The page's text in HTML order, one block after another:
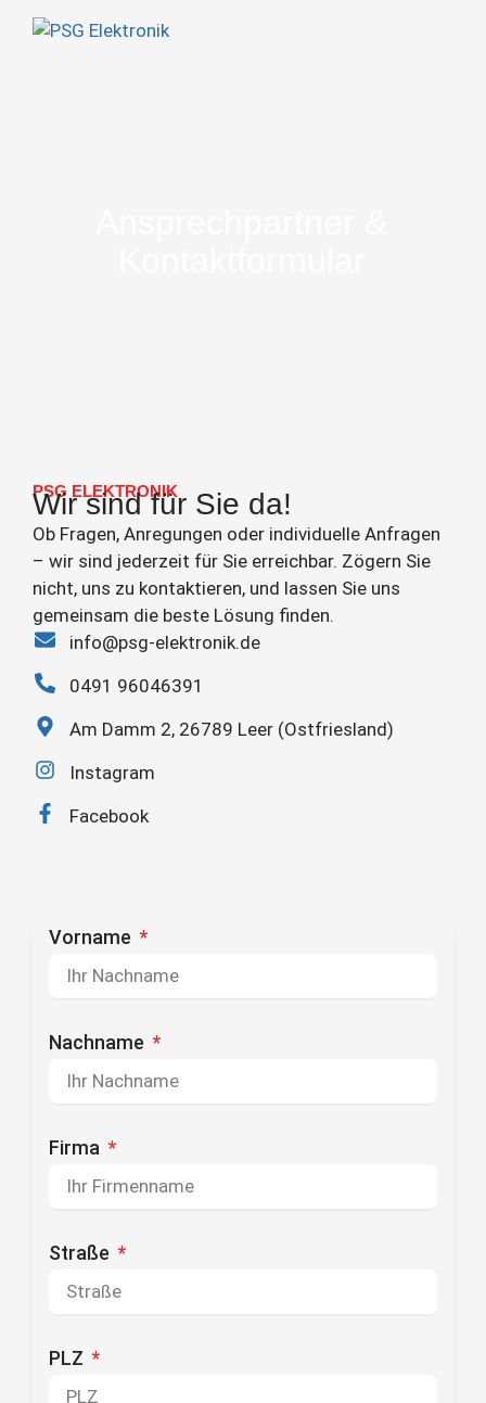
PSG ELEKTRONIK
Wir sind für Sie da!
Ob Fragen, Anregungen oder individuelle Anfragen
– wir sind jederzeit für Sie erreichbar. Zögern Sie
nicht, uns zu kontaktieren, und lassen Sie uns
gemeinsam die beste Lösung finden.
info@psg-elektronik.de
0491 96046391
Am Damm 2, 26789 Leer (Ostfriesland)
Instagram
Facebook
Vorname
Nachname
Firma
Straße
PLZ